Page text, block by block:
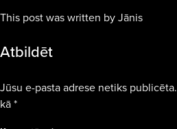
This post was written by Jānis
Atbildēt
Jūsu e-pasta adrese netiks publicēta.
kā*